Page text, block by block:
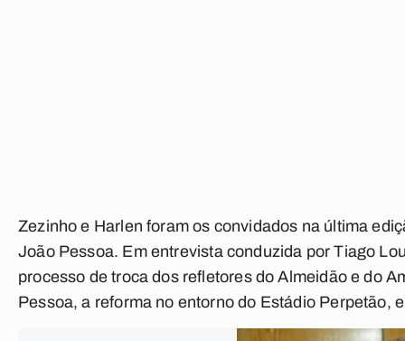
Zezinho e Harlen foram os convidados na última
João Pessoa. Em entrevista conduzida por Tiago
processo de troca dos refletores do Almeidão e do
Pessoa, a reforma no entorno do Estádio Perpetão,